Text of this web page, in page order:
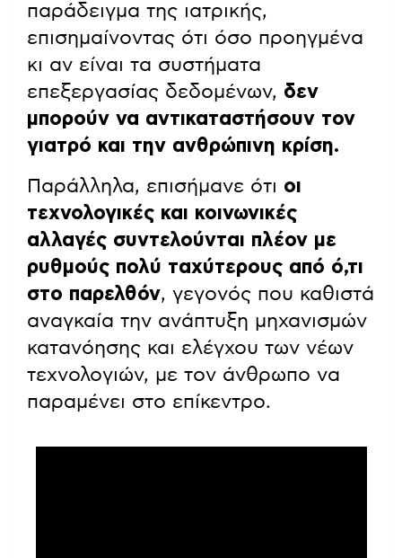
παράδειγμα της ιατρικής,
επισημαίνοντας ότι όσο προηγμένα
κι αν είναι τα συστήματα
επεξεργασίας δεδομένων, δεν
μπορούν να αντικαταστήσουν τον
γιατρό και την ανθρώπινη κρίση.
Παράλληλα, επισήμανε ότι οι
τεχνολογικές και κοινωνικές
αλλαγές συντελούνται πλέον με
ρυθμούς πολύ ταχύτερους από ό,τι
στο παρελθόν, γεγονός που καθιστά
αναγκαία την ανάπτυξη μηχανισμών
κατανόησης και ελέγχου των νέων
τεχνολογιών, με τον άνθρωπο να
παραμένει στο επίκεντρο.